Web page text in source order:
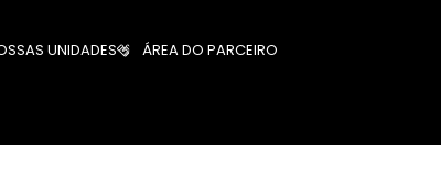
UNIDADES ÁREA DO PARCEIRO